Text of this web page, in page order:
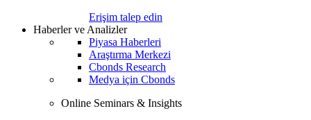
Erişim talep edin
Haberler ve Analizler
Piyasa Haberleri
Araştırma Merkezi
Cbonds Research
Medya için Cbonds
Online Seminars & Insights